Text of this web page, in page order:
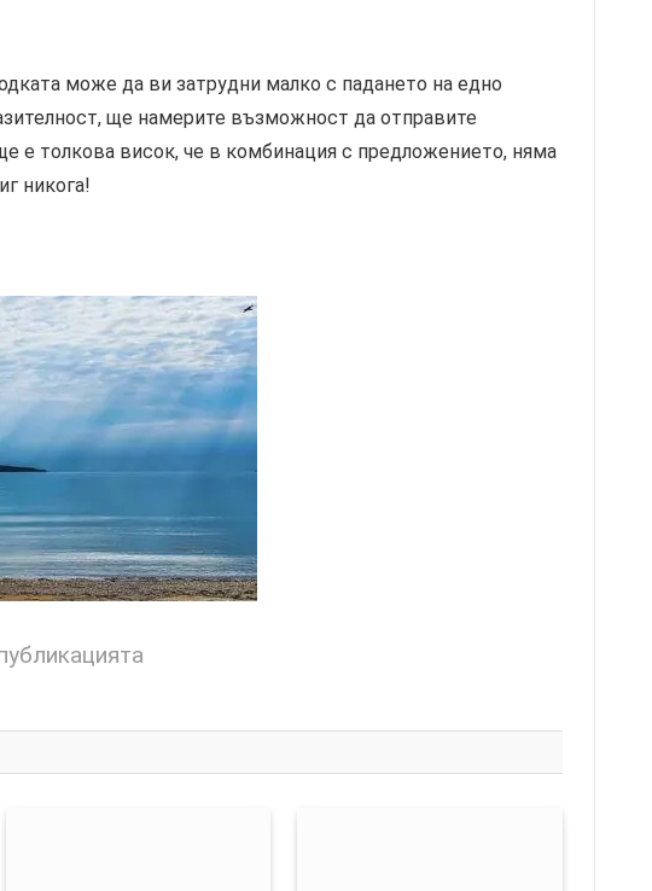
може да ви затрудни малко с падането на едно
ще намерите възможност да отправите
е толкова висок, че в комбинация с предложението, няма
никога!